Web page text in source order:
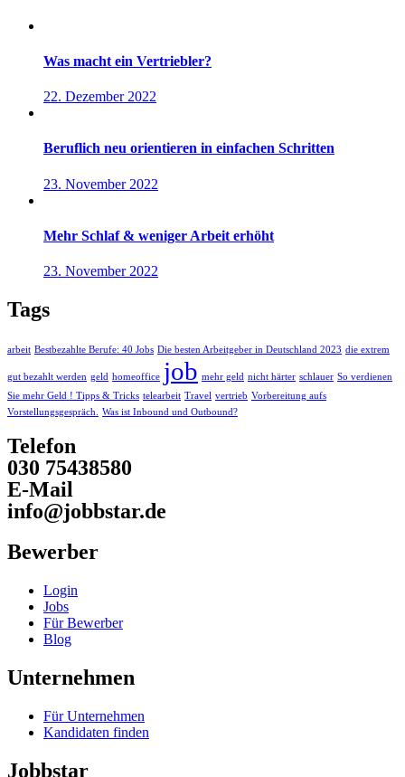
Was macht ein Vertriebler?
22. Dezember 2022
Beruflich neu orientieren in einfachen Schritten
23. November 2022
Mehr Schlaf & weniger Arbeit erhöht
23. November 2022
Tags
arbeit Bestbezahlte Berufe: 40 Jobs Die besten Arbeitgeber in Deutschland 2023 die extrem
gut bezahlt werden geld homeoffice job mehr geld nicht härter schlauer So verdienen
Sie mehr Geld ! Tipps & Tricks telearbeit Travel vertrieb Vorbereitung aufs
Vorstellungsgespräch.
Was ist Inbound und Outbound?
Telefon
030 75438580
E-Mail
info@jobbstar.de
Bewerber
Login
Jobs
Für Bewerber
Blog
Unternehmen
Für Unternehmen
Kandidaten finden
Jobbstar